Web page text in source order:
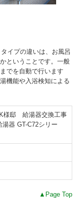
イプの違いは、お風呂
ということです。一般
でを自動で行います
機能や入浴検知による
様邸 給湯器交換工事
器 GT-C72シリー
▲Page Top